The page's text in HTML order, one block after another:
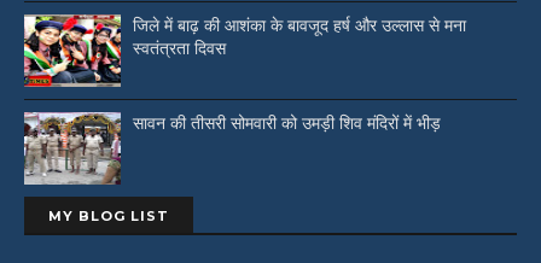
जिले में बाढ़ की आशंका के बावजूद हर्ष और उल्लास से मना
स्वतंत्रता दिवस
सावन की तीसरी सोमवारी को उमड़ी शिव मंदिरों में भीड़
MY BLOG LIST